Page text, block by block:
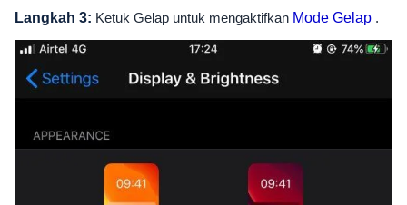
Langkah 3: Ketuk Gelap untuk mengaktifkan Mode Gelap .